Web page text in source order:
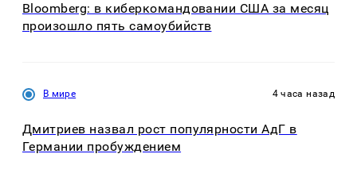
Bloomberg: в киберкомандовании США за месяц
произошло пять самоубийств
В мире 4 часа назад
Дмитриев назвал рост популярности АдГ в
Германии пробуждением